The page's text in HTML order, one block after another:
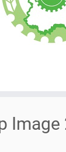
Image